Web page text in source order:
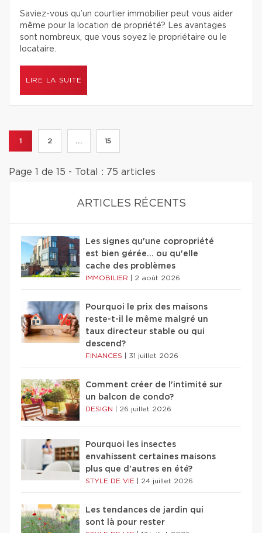
Saviez-vous qu’un courtier immobilier peut vous aider
même pour la location de propriété? Les avantages
sont nombreux, que vous soyez le propriétaire ou le
locataire.
LIRE LA SUITE
1 2 ... 15
Page 1 de 15 - Total : 75 articles
ARTICLES RÉCENTS
Les signes qu'une copropriété
est bien gérée… ou qu'elle
cache des problèmes
IMMOBILIER 2 août 2026
Pourquoi le prix des maisons
reste-t-il le même malgré un
taux directeur stable ou qui
descend?
FINANCES 31 juillet 2026
Comment créer de l'intimité sur
un balcon de condo?
DESIGN 26 juillet 2026
Pourquoi les insectes
envahissent certaines maisons
plus que d'autres en été?
STYLE DE VIE 24 juillet 2026
Les tendances de jardin qui
sont là pour rester